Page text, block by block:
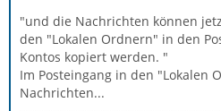
"und die Nachrichten können
den "Lokalen Ordnern" in den
Kontos kopiert werden. "
Im Posteingang in den "Lokalen
Nachrichten...